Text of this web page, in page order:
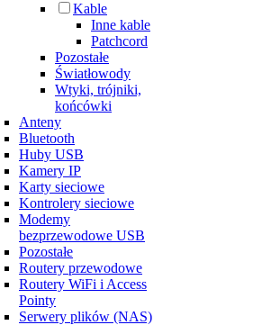
Kable
Inne kable
Patchcord
Pozostałe
Światłowody
Wtyki, trójniki,
końcówki
Anteny
Bluetooth
Huby USB
Kamery IP
Karty sieciowe
Kontrolery sieciowe
Modemy
bezprzewodowe USB
Pozostałe
Routery przewodowe
Routery WiFi i Access
Pointy
Serwery plików (NAS)